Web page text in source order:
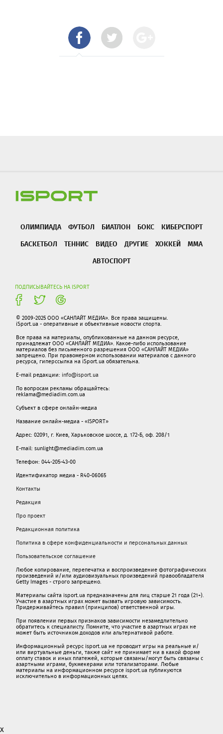
ОЛИМПИАДА ФУТБОЛ БИАТЛОН БОКС
КИБЕРСПОРТ
БАСКЕТБОЛ
ТЕННИС ВИДЕО ДРУГИЕ ХОККЕЙ
ММА
АВТОСПОРТ
ПОДПИСЫВАЙТЕСЬ НА ISPORT
© 2009-2025 ООО «САНЛАЙТ МЕДИА». Все права защищены.
iSport.ua - оперативные и объективные новости спорта.
Все права на материалы, опубликованные на данном ресурсе,
принадлежат ООО «САНЛАЙТ МЕДИА». Какое-либо использование
материалов без письменного разрешения ООО «САНЛАЙТ МЕДИА»
запрещено. При правомерном использовании материалов с данного
ресурса, гиперссылка на iSport.ua обязательна.
E-mail редакции: info@isport.ua
По вопросам рекламы обращайтесь:
reklama@mediadim.com.ua
Субъект в сфере онлайн-медиа
Название онлайн-медиа - «ISPORT»
Адрес: 02091, г. Киев, Харьковское шоссе, д. 172-Б, оф. 208/1
E-mail: sunlight@mediadim.com.ua
Телефон: 044-205-43-00
Идентификатор медиа - R40-06065
Контакты
Редакция
Про проект
Редакционная политика
Политика в сфере конфиденциальности и персональных данных
Пользовательское соглашение
Любое копирование, перепечатка и воспроизведение фотографических
произведений и/или аудиовизуальных произведений правообладателя
Getty Images - строго запрещено.
Материалы сайта isport.ua предназначены для лиц старше 21 года (21+).
Участие в азартных играх может вызвать игровую зависимость.
Придерживайтесь правил (принципов) ответственной игры.
При появлении первых признаков зависимости незамедлительно
обратитесь к специалисту. Помните, что участие в азартных играх не
может быть источником доходов или альтернативой работе.
Информационный ресурс isport.ua не проводит игры на реальные и/
или виртуальные деньги, также сайт не принимает ни в какой форме
oплaту ставок и иных платежей, которые связаны/могут быть связаны c
азартными игрaми, букмекерами или тотализаторами. Любые
материалы на информационном ресурсе isport.ua публикуютcя
исключительно в информационных целях.
x